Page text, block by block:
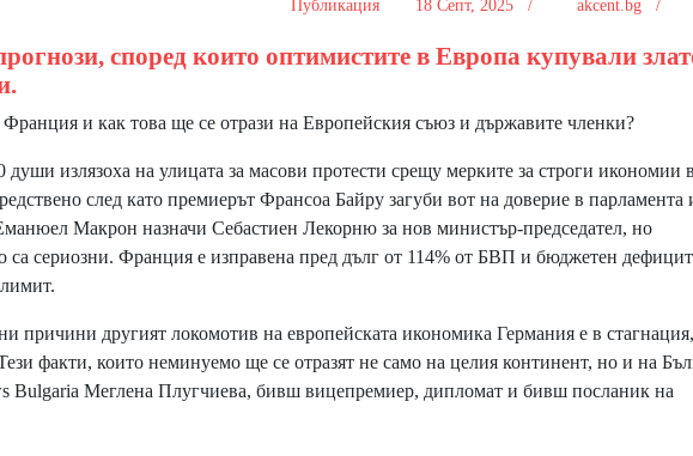
Публикация 18 Септ, 2025 / akcent.bg /
според които оптимистите в Европа купували
Франция и как това ще се отрази на Европейския съюз и държавите членки?
излязоха на улицата за масови протести срещу мерките за строги икономии
след като премиерът Франсоа Байру загуби вот на доверие в парламента
Макрон назначи Себастиен Лекорню за нов министър-председател, но
са сериозни. Франция е изправена пред дълг от 114% от БВП и бюджетен дефицит
причини другият локомотив на европейската икономика Германия е в
факти, които неминуемо ще се отразят не само на целия континент, но и на
Bulgaria Меглена Плугчиева, бивш вицепремиер, дипломат и бивш посланик на